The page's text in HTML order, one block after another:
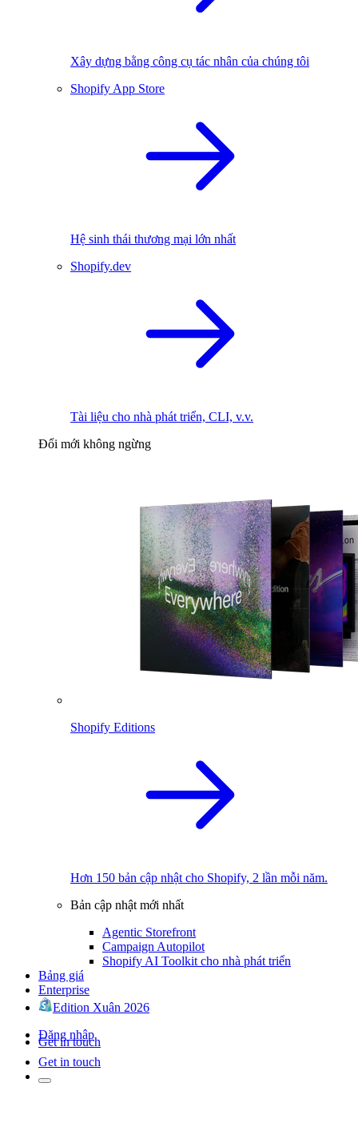
Xây dựng bằng công cụ tác nhân của chúng tôi
Shopify App Store
Hệ sinh thái thương mại lớn nhất
Shopify.dev
Tài liệu cho nhà phát triển, CLI, v.v.
Đổi mới không ngừng
Shopify Editions
Hơn 150 bản cập nhật cho Shopify, 2 lần mỗi năm.
Bản cập nhật mới nhất
Agentic Storefront
Campaign Autopilot
Shopify AI Toolkit cho nhà phát triển
Bảng giá
Enterprise
Edition Xuân 2026
Đăng nhập
Get in touch
Get in touch